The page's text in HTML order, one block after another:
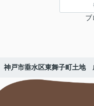
ブ
神戸市垂水区東舞子町土地